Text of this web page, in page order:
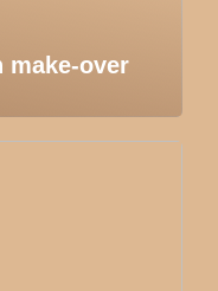
make-over